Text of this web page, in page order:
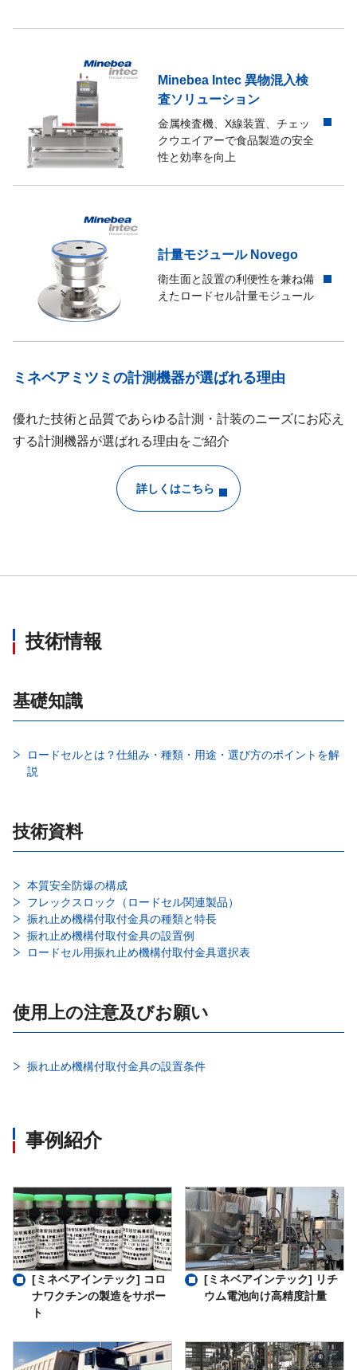
IP67/IEC529
(水深1.5m 100ｈ）
起歪体の材質 ハウジング:EN 1.4122(DIN
ケーブル仕様
結線仕様
出力信号+白/-赤
センシング+緑/-灰 シールド黄
付属品
Minebea Intec 異物混入検
査ソリューション
金属検査機、X線装置、チェッ
クウエイアーで食品製造の安全
性と効率を向上
計量モジュール Novego
衛生面と設置の利便性を兼ね備
えたロードセル計量モジュール
ミネベアミツミの計測機器が選ばれる理由
優れた技術と品質であらゆる計測・計装のニーズにお応え
する計測機器が選ばれる理由をご紹介
詳しくはこちら
技術情報
基礎知識
ロードセルとは？仕組み・種類・用途・選び方のポイントを解
説
技術資料
本質安全防爆の構成
フレックスロック（ロードセル関連製品）
振れ止め機構付取付金具の種類と特長
振れ止め機構付取付金具の設置例
ロードセル用振れ止め機構付取付金具選択表
使用上の注意及びお願い
振れ止め機構付取付金具の設置条件
事例紹介
[ミネベアインテック] コロ
ナワクチンの製造をサポー
ト
[ミネベアインテック] リチ
ウム電池向け高精度計量